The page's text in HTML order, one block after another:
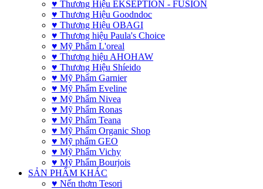
♥ Thương Hiệu EKSEPTION - FUSION
♥ Thương Hiệu Goodndoc
♥ Thương Hiệu OBAGI
♥ Thương hiệu Paula's Choice
♥ Mỹ Phẩm L'oreal
♥ Thương hiệu AHOHAW
♥ Thương Hiệu Shíeido
♥ Mỹ Phẩm Garnier
♥ Mỹ Phẩm Eveline
♥ Mỹ Phẩm Nivea
♥ Mỹ Phẩm Ronas
♥ Mỹ Phẩm Teana
♥ Mỹ Phẩm Organic Shop
♥ Mỹ phẩm GEO
♥ Mỹ Phẩm Vichy
♥ Mỹ Phẩm Bourjois
SẢN PHẨM KHÁC
♥ Nến thơm Tesori